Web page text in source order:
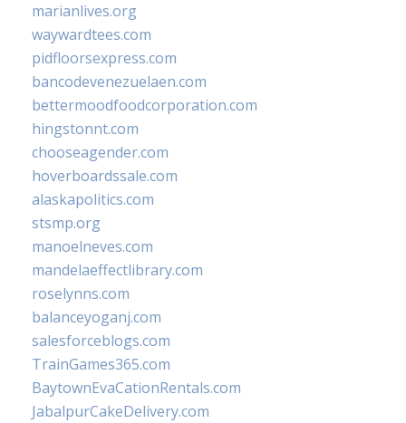
marianlives.org
waywardtees.com
pidfloorsexpress.com
bancodevenezuelaen.com
bettermoodfoodcorporation.com
hingstonnt.com
chooseagender.com
hoverboardssale.com
alaskapolitics.com
stsmp.org
manoelneves.com
mandelaeffectlibrary.com
roselynns.com
balanceyoganj.com
salesforceblogs.com
TrainGames365.com
BaytownEvaCationRentals.com
JabalpurCakeDelivery.com